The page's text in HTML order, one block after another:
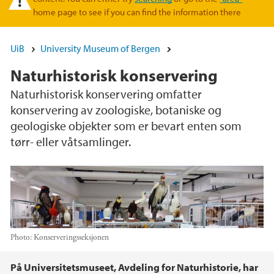
home page to see if you can find the information there
UiB University Museum of Bergen
Naturhistorisk konservering
Naturhistorisk konservering omfatter
konservering av zoologiske, botaniske og
geologiske objekter som er bevart enten som
tørr- eller våtsamlinger.
Photo: Konserveringsseksjonen
Main content
På Universitetsmuseet, Avdeling for Naturhistorie, har